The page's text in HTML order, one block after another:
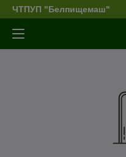
ЧТПУП "Белпищемаш"